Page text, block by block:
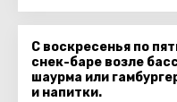
С воскресенья по
снек-баре возле
шаурма или
и напитки.